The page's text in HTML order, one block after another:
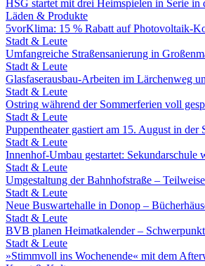
HSG startet mit drei Heimspielen in Serie in
Läden & Produkte
5vorKlima: 15 % Rabatt auf Photovoltaik-
Stadt & Leute
Umfangreiche Straßensanierung in
Stadt & Leute
Glasfaserausbau-Arbeiten im Lärchenweg
Stadt & Leute
Ostring während der Sommerferien voll
Stadt & Leute
Puppentheater gastiert am 15. August in der
Stadt & Leute
Innenhof-Umbau gestartet: Sekundarschule
Stadt & Leute
Umgestaltung der Bahnhofstraße –
Stadt & Leute
Neue Buswartehalle in Donop –
Stadt & Leute
BVB planen Heimatkalender –
Stadt & Leute
»Stimmvoll ins Wochenende« mit dem